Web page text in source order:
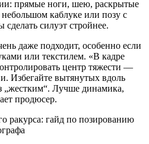
прямые ноги, шею, раскрытые
каблуке или позу с
силуэт стройнее.
даже подходит, особенно если
или текстилем. «В кадре
центр тяжести —
Избегайте вытянутых вдоль
„жестким“. Лучше динамика,
продюсер.